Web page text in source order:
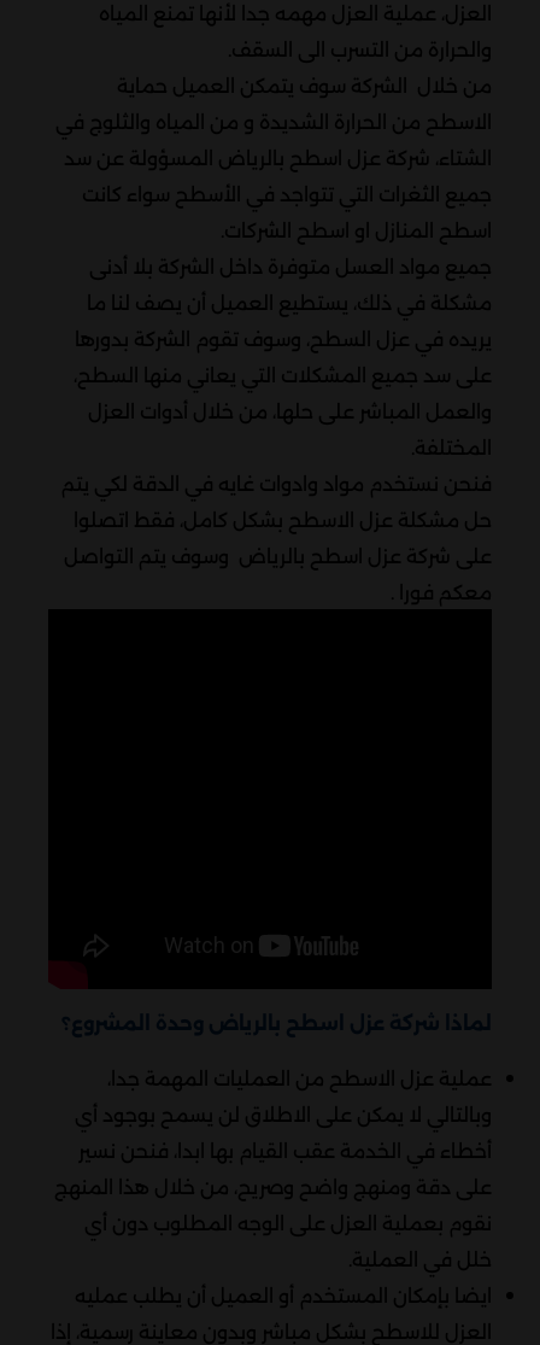
العزل، عملية العزل مهمه جدا لأنها تمنع المياه
والحرارة من التسرب الى السقف.
من خلال الشركة سوف يتمكن العميل حماية
الاسطح من الحرارة الشديدة و من المياه والثلوج في
الشتاء، شركة عزل اسطح بالرياض المسؤولة عن سد
جميع الثغرات التي تتواجد في الأسطح سواء كانت
اسطح المنازل او اسطح الشركات.
جميع مواد العسل متوفرة داخل الشركة بلا أدنى
مشكلة في ذلك، يستطيع العميل أن يصف لنا ما
يريده في عزل السطح، وسوف تقوم الشركة بدورها
على سد جميع المشكلات التي يعاني منها السطح،
والعمل المباشر على حلها، من خلال أدوات العزل
المختلفة.
فنحن نستخدم مواد وادوات غايه في الدقة لكي يتم
حل مشكلة عزل الاسطح بشكل كامل، فقط اتصلوا
على شركة عزل اسطح بالرياض وسوف يتم التواصل
معكم فورا .
لماذا شركة عزل اسطح بالرياض وحدة المشروع؟
عملية عزل الاسطح من العمليات المهمة جدا،
وبالتالي لا يمكن على الاطلاق لن يسمح بوجود أي
أخطاء في الخدمة عقب القيام بها ابدا، فنحن نسير
على دقة ومنهج واضح وصريح، من خلال هذا المنهج
نقوم بعملية العزل على الوجه المطلوب دون أي
خلل في العملية.
ايضا بإمكان المستخدم أو العميل أن يطلب عمليه
العزل للاسطح بشكل مباشر وبدون معاينة رسمية، إذا